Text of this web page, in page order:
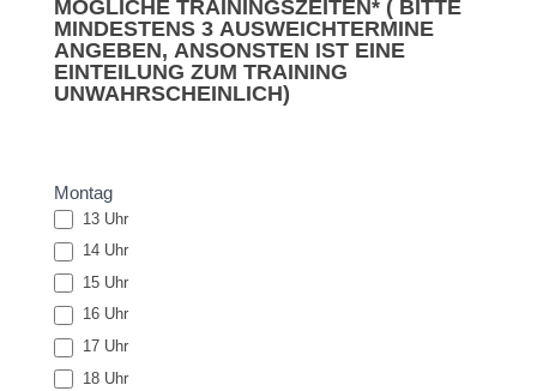
MÖGLICHE TRAININGSZEITEN* ( BITTE
MINDESTENS 3 AUSWEICHTERMINE
ANGEBEN, ANSONSTEN IST EINE
EINTEILUNG ZUM TRAINING
UNWAHRSCHEINLICH)
Montag
13 Uhr
14 Uhr
15 Uhr
16 Uhr
17 Uhr
18 Uhr